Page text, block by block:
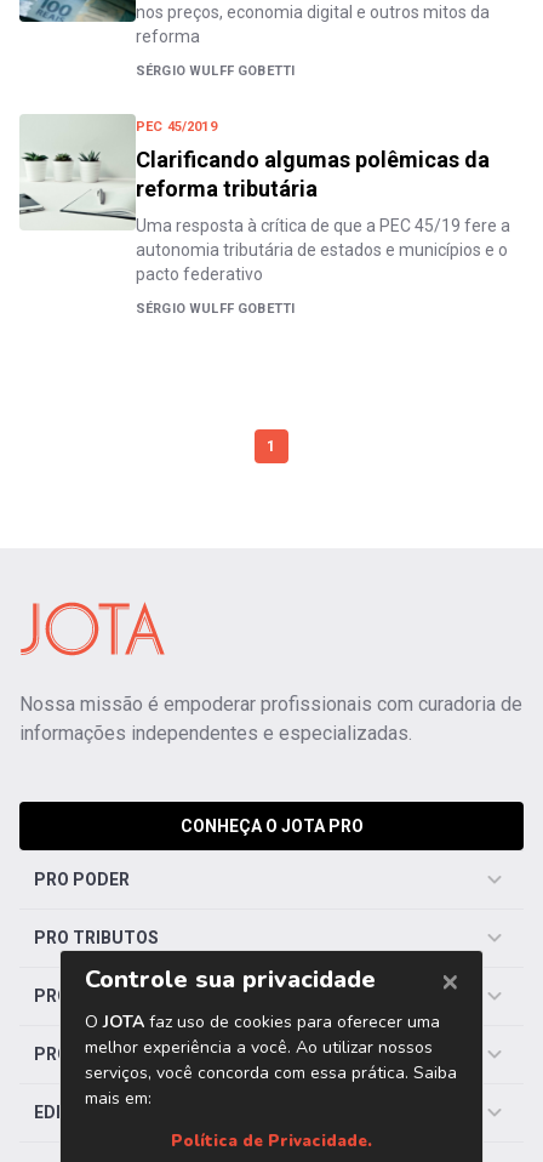
nos preços, economia digital e outros mitos da
reforma
SÉRGIO WULFF GOBETTI
PEC 45/2019
Clarificando algumas polêmicas da
reforma tributária
Uma resposta à crítica de que a PEC 45/19 fere a
autonomia tributária de estados e municípios e o
pacto federativo
SÉRGIO WULFF GOBETTI
1
Nossa missão é empoderar profissionais com curadoria de
informações independentes e especializadas.
CONHEÇA O JOTA PRO
PRO PODER
PRO TRIBUTOS
PRO TRABALHISTA
PRO SAÚDE
EDITORIAS